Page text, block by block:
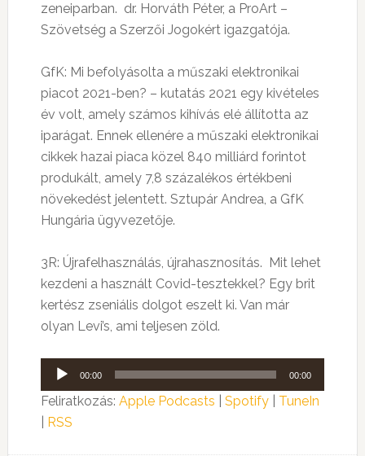
zeneiparban. dr. Horváth Péter, a ProArt –
Szövetség a Szerzői Jogokért igazgatója.
GfK: Mi befolyásolta a műszaki elektronikai
piacot 2021-ben? – kutatás 2021 egy kivételes
év volt, amely számos kihívás elé állította az
iparágat. Ennek ellenére a műszaki elektronikai
cikkek hazai piaca közel 840 milliárd forintot
produkált, amely 7,8 százalékos értékbeni
növekedést jelentett. Sztupár Andrea, a GfK
Hungária ügyvezetője.
3R: Újrafelhasználás, újrahasznosítás. Mit lehet
kezdeni a használt Covid-tesztekkel? Egy brit
kertész zseniális dolgot eszelt ki. Van már
olyan Levi’s, ami teljesen zöld.
Audió
lejátszó
00:00 00:00
Feliratkozás: Apple Podcasts Spotify| TuneIn
RSS